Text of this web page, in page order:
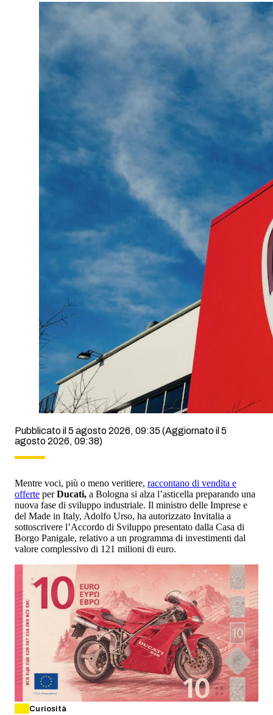
Pubblicato il 5 agosto 2026, 09:35 (Aggiornato il 5
agosto 2026, 09:38)
Mentre voci, più o meno veritiere, raccontano di vendita e
offerte perDucati, a Bologna si alza l’asticella preparando una
nuova fase di sviluppo industriale. Il ministro delle Imprese e
del Made in Italy, Adolfo Urso, ha autorizzato Invitalia a
sottoscrivere l’Accordo di Sviluppo presentato dalla Casa di
Borgo Panigale, relativo a un programma di investimenti dal
valore complessivo di 121 milioni di euro.
Curiosità